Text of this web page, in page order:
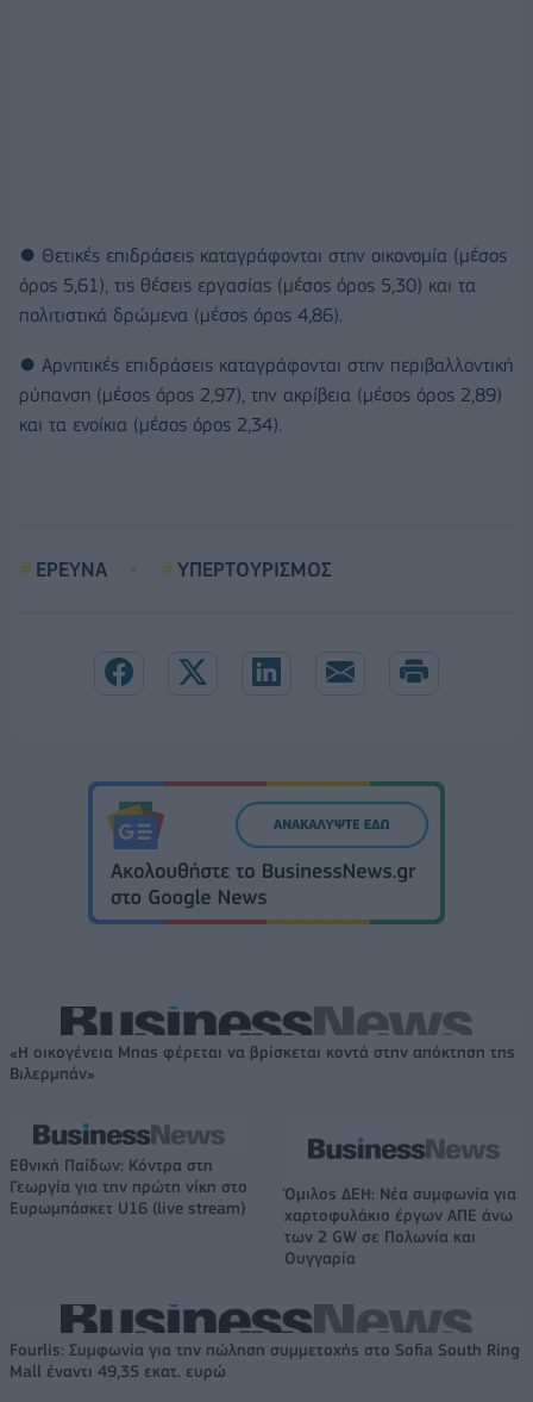
● Θετικές επιδράσεις καταγράφονται στην οικονομία (μέσος
όρος 5,61), τις θέσεις εργασίας (μέσος όρος 5,30) και τα
πολιτιστικά δρώμενα (μέσος όρος 4,86).
● Αρνητικές επιδράσεις καταγράφονται στην περιβαλλοντική
ρύπανση (μέσος όρος 2,97), την ακρίβεια (μέσος όρος 2,89)
και τα ενοίκια (μέσος όρος 2,34).
ΕΡΕΥΝΑ ΥΠΕΡΤΟΥΡΙΣΜΟΣ
«Η οικογένεια Μπας φέρεται να βρίσκεται κοντά στην απόκτηση της
Βιλερμπάν»
Εθνική Παίδων: Κόντρα στη
Γεωργία για την πρώτη νίκη στο
Ευρωμπάσκετ U16 (live stream)
Όμιλος ΔΕΗ: Νέα συμφωνία για
χαρτοφυλάκιο έργων ΑΠΕ άνω
των 2 GW σε Πολωνία και
Ουγγαρία
Fourlis: Συμφωνία για την πώληση συμμετοχής στο Sofia South Ring
Mall έναντι 49,35 εκατ. ευρώ